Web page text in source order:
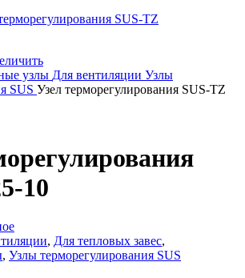
узлы Для вентиляции Узлы
SUS Узел терморегулирования SUS-TZ
10
, Для тепловых завес,
, Узлы терморегулирования SUS